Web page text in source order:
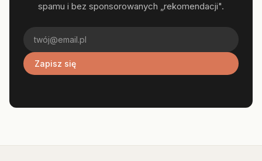
spamu i bez sponsorowanych „rekomendacji".
Zapisz się